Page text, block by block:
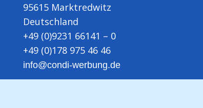
95615 Marktredwitz
Deutschland
+49 (0)9231 66141 – 0
+49 (0)178 975 46 46
info@condi-werbung.de